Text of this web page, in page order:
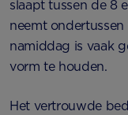
slaapt tussen de 8
neemt
namiddag is vaak
vorm te houden.
Het vertrouwde